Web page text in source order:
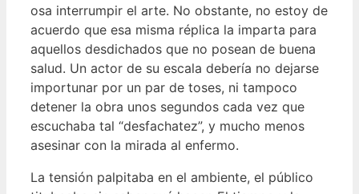
osa interrumpir el arte. No obstante, no estoy de
acuerdo que esa misma réplica la imparta para
aquellos desdichados que no posean de buena
salud. Un actor de su escala debería no dejarse
importunar por un par de toses, ni tampoco
detener la obra unos segundos cada vez que
escuchaba tal “desfachatez”, y mucho menos
asesinar con la mirada al enfermo.
La tensión palpitaba en el ambiente, el público